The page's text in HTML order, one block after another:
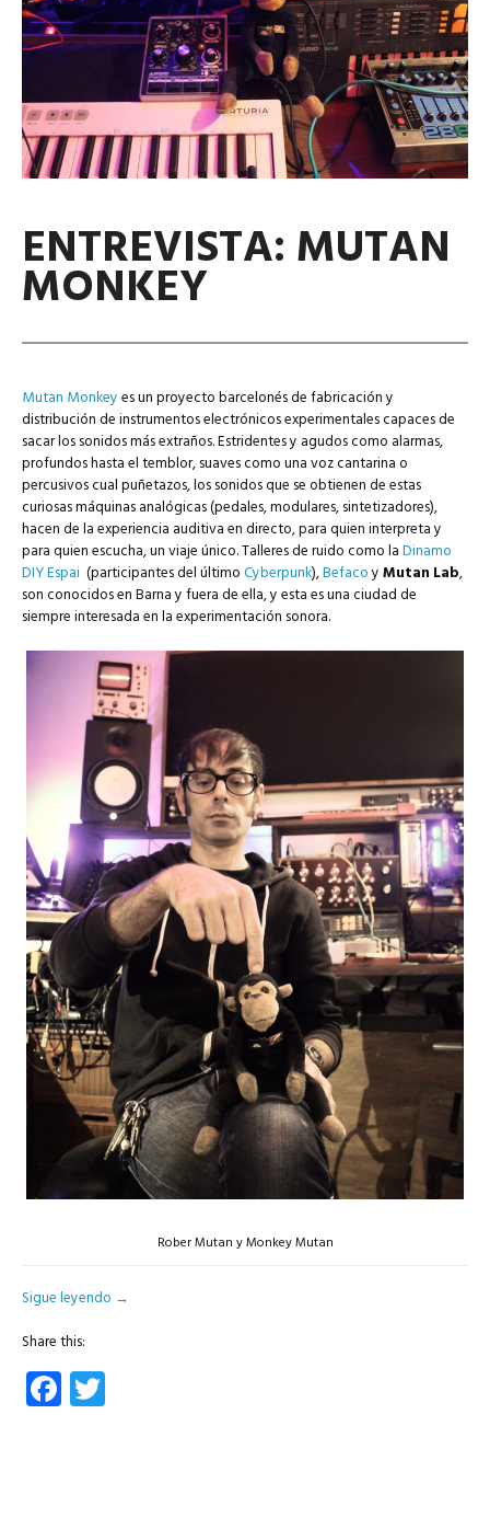
ENTREVISTA: MUTAN
MONKEY
Mutan Monkeyes un proyecto barcelonés de fabricación y
distribución de instrumentos electrónicos experimentales capaces de
sacar los sonidos más extraños. Estridentes y agudos como alarmas,
profundos hasta el temblor, suaves como una voz cantarina o
percusivos cual puñetazos, los sonidos que se obtienen de estas
curiosas máquinas analógicas (pedales, modulares, sintetizadores),
hacen de la experiencia auditiva en directo, para quien interpreta y
para quien escucha, un viaje único. Talleres de ruido como laDinamo
DIY Espai (participantes del últimoCyberpunk),BefacoyMutan Lab,
son conocidos en Barna y fuera de ella, y esta es una ciudad de
siempre interesada en la experimentación sonora.
Rober Mutan y Monkey Mutan
Sigue leyendo →
Share this:
Facebook